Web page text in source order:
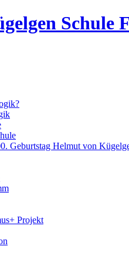
Geburtstag Helmut von
Projekt